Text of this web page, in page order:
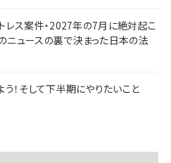
レス案件・2027年の7月に絶対起こ
ニュースの裏で決まった日本の法
！そして下半期にやりたいこと